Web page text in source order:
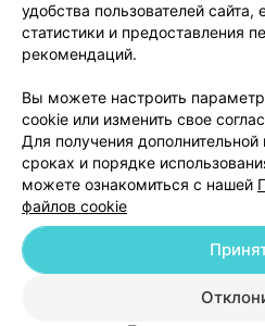
Написать
Обработка
© 2026 ООО «Артокс Лаб», УНП
Служба поддержки
удобства пользователей сайта,
статистики и предоставления
рекомендаций.
Вы можете настроить
cookie или изменить свое
Для получения
сроках и порядке
можете ознакомиться с нашей
файлов cookie